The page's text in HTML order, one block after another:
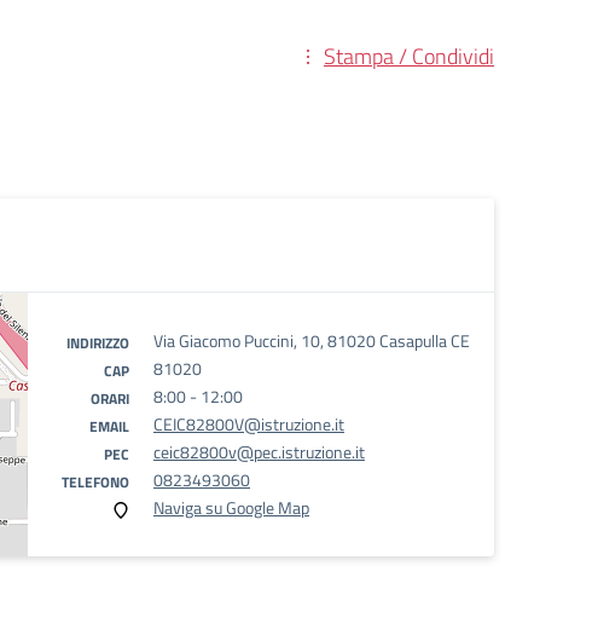
Stampa / Condividi
INDIRIZZO Via Giacomo Puccini, 10, 81020 Casapulla CE
CAP 81020
ORARI 8:00 - 12:00
EMAIL CEIC82800V@istruzione.it
PEC ceic82800v@pec.istruzione.it
TELEFONO
0823493060
Naviga su Google Map